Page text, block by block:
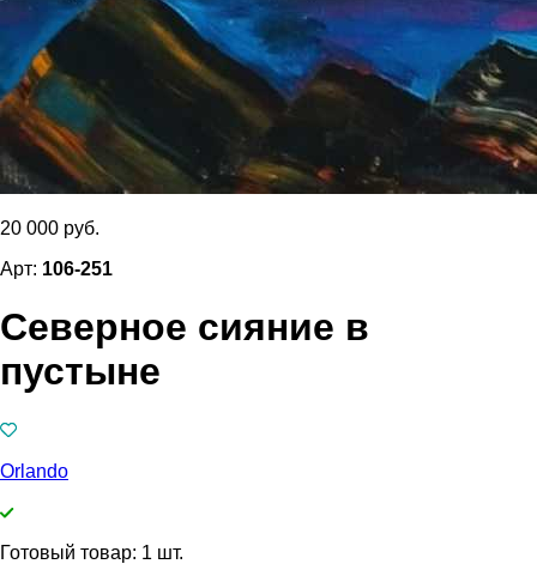
20 000 руб.
Арт: 106-251
Северное сияние в
пустыне
Orlando
Готовый товар: 1 шт.